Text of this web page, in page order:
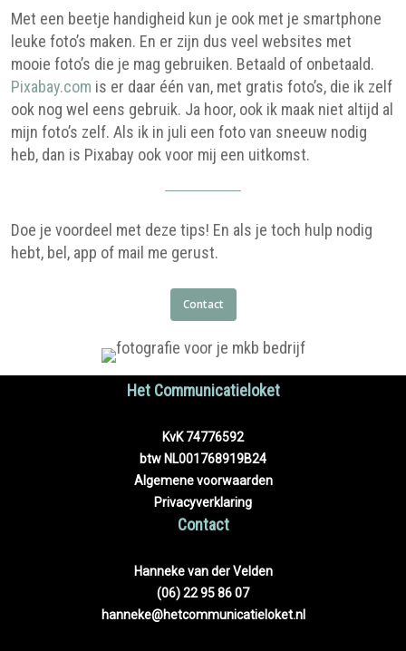
Met een beetje handigheid kun je ook met je smartphone
leuke foto’s maken. En er zijn dus veel websites met
mooie foto’s die je mag gebruiken. Betaald of onbetaald.
Pixabay.com is er daar één van, met gratis foto’s, die ik zelf
ook nog wel eens gebruik. Ja hoor, ook ik maak niet altijd al
mijn foto’s zelf. Als ik in juli een foto van sneeuw nodig
heb, dan is Pixabay ook voor mij een uitkomst.
Doe je voordeel met deze tips! En als je toch hulp nodig
hebt, bel, app of mail me gerust.
Contact
Het Communicatieloket
KvK 74776592
btw NL001768919B24
Algemene voorwaarden
Privacyverklaring
Contact
Hanneke van der Velden
(06) 22 95 86 07
hanneke@hetcommunicatieloket.nl